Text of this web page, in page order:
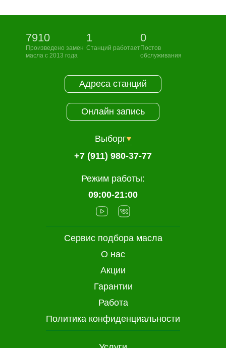
7910
Произведено замен
масла с 2013 года
1
Станций работает
0
Постов
обслуживания
Сервис подбора масла
О нас
Акции
Гарантии
Работа
Политика конфиденциальности
Адреса станций
Онлайн запись
Выборг
+7 (911) 980-37-77
Режим работы:
09:00-21:00